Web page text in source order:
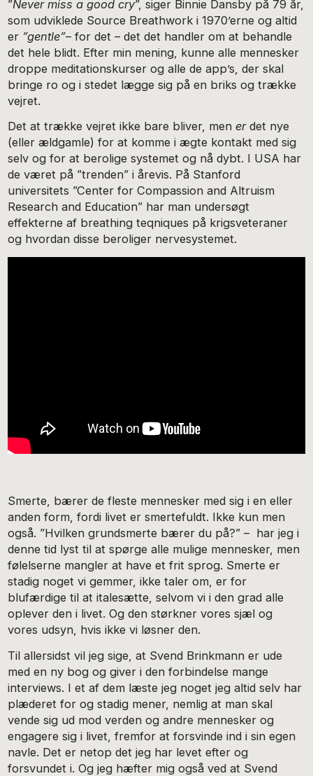
”Never miss a good cry”, siger Binnie Dansby på 79 år,
som udviklede Source Breathwork i 1970’erne og altid
er ”gentle”– for det – det det handler om at behandle
det hele blidt. Efter min mening, kunne alle mennesker
droppe meditationskurser og alle de app’s, der skal
bringe ro og i stedet lægge sig på en briks og trække
vejret.
Det at trække vejret ikke bare bliver, menerdet nye
(eller ældgamle) for at komme i ægte kontakt med sig
selv og for at berolige systemet og nå dybt. I USA har
de været på ”trenden” i årevis. På Stanford
universitets ”Center for Compassion and Altruism
Research and Education” har man undersøgt
effekterne af breathing teqniques på krigsveteraner
og hvordan disse beroliger nervesystemet.
Smerte, bærer de fleste mennesker med sig i en eller
anden form, fordi livet er smertefuldt. Ikke kun men
også. ”Hvilken grundsmerte bærer du på?” – har jeg i
denne tid lyst til at spørge alle mulige mennesker, men
følelserne mangler at have et frit sprog. Smerte er
stadig noget vi gemmer, ikke taler om, er for
blufærdige til at italesætte, selvom vi i den grad alle
oplever den i livet. Og den størkner vores sjæl og
vores udsyn, hvis ikke vi løsner den.
Til allersidst vil jeg sige, at Svend Brinkmann er ude
med en ny bog og giver i den forbindelse mange
interviews. I et af dem læste jeg noget jeg altid selv har
plæderet for og stadig mener, nemlig at man skal
vende sig ud mod verden og andre mennesker og
engagere sig i livet, fremfor at forsvinde ind i sin egen
navle. Det er netop det jeg har levet efter og
forsvundet i. Og jeg hæfter mig også ved at Svend